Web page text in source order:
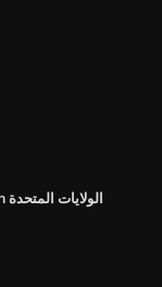
التي هي الشركاء التجاريين الرئيسيين ل answer.com الولايات المتحدة